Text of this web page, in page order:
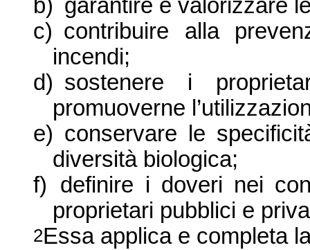
b) garantire e valorizzare
c) contribuire alla
incendi;
d) sostenere i
promuoverne
e) conservare le
diversità biologica;
f)
definire i doveri nei
proprietari pubblici e
2Essa applica e completa